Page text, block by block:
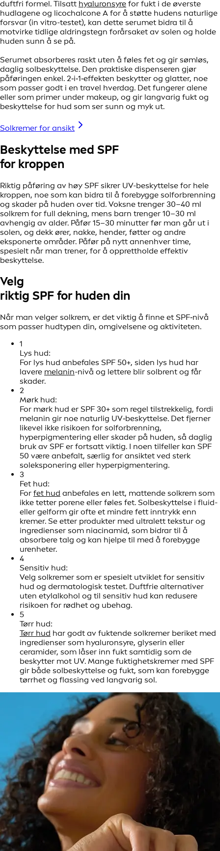
duftfri formel. Tilsatt hyaluronsyre for fukt i de øverste
hudlagene og licochalcone A for å støtte hudens naturlige
forsvar (in vitro-testet), kan dette serumet bidra til å
motvirke tidlige aldringstegn forårsaket av solen og holde
huden sunn å se på.
Serumet absorberes raskt uten å føles fet og gir sømløs,
daglig solbeskyttelse. Den praktiske dispenseren gjør
påføringen enkel. 2‑i‑1‑effekten beskytter og glatter, noe
som passer godt i en travel hverdag. Det fungerer alene
eller som primer under makeup, og gir langvarig fukt og
beskyttelse for hud som ser sunn og myk ut.
Solkremer for ansikt
Beskyttelse med SPF
for kroppen
Riktig påføring av høy SPF sikrer UV-beskyttelse for hele
kroppen, noe som kan bidra til å forebygge solforbrenning
og skader på huden over tid. Voksne trenger 30–40 ml
solkrem for full dekning, mens barn trenger 10–30 ml
avhengig av alder. Påfør 15–30 minutter før man går ut i
solen, og dekk ører, nakke, hender, føtter og andre
eksponerte områder. Påfør på nytt annenhver time,
spesielt når man trener, for å opprettholde effektiv
beskyttelse.
Velg
riktig SPF for huden din
Når man velger solkrem, er det viktig å finne et SPF‑nivå
som passer hudtypen din, omgivelsene og aktiviteten.
1
Lys hud:
For lys hud anbefales SPF 50+, siden lys hud har
lavere melanin-nivå og lettere blir solbrent og får
skader.
2
Mørk hud:
For mørk hud er SPF 30+ som regel tilstrekkelig, fordi
melanin gir noe naturlig UV‑beskyttelse. Det fjerner
likevel ikke risikoen for solforbrenning,
hyperpigmentering eller skader på huden, så daglig
bruk av SPF er fortsatt viktig. I noen tilfeller kan SPF
50 være anbefalt, særlig for ansiktet ved sterk
soleksponering eller hyperpigmentering.
3
Fet hud:
For fet hud anbefales en lett, mattende solkrem som
ikke tetter porene eller føles fet. Solbeskyttelse i fluid-
eller gelform gir ofte et mindre fett inntrykk enn
kremer. Se etter produkter med ultralett tekstur og
ingredienser som niacinamid, som bidrar til å
absorbere talg og kan hjelpe til med å forebygge
urenheter.
4
Sensitiv hud:
Velg solkremer som er spesielt utviklet for sensitiv
hud og dermatologisk testet. Duftfrie alternativer
uten etylalkohol og til sensitiv hud kan redusere
risikoen for rødhet og ubehag.
5
Tørr hud:
Tørr hud har godt av fuktende solkremer beriket med
ingredienser som hyaluronsyre, glyserin eller
ceramider, som låser inn fukt samtidig som de
beskytter mot UV. Mange fuktighetskremer med SPF
gir både solbeskyttelse og fukt, som kan forebygge
tørrhet og flassing ved langvarig sol.